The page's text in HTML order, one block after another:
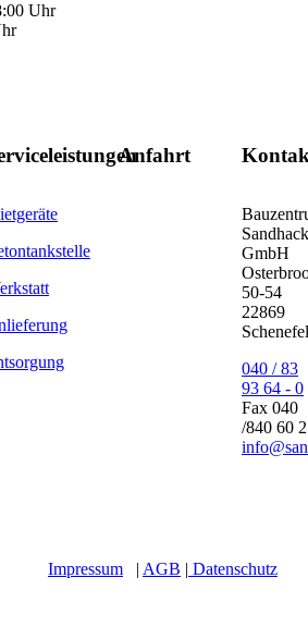
Uhr
Anfahrt
Sandhack
GmbH
50-54
22869
040 / 83
93 64 - 0
Fax 040
/840 60
Impressum | AGB | Datenschutz